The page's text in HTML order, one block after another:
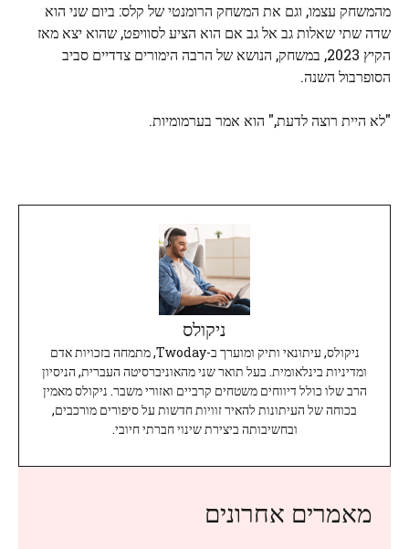
מהמשחק עצמו, וגם את המשחק הרומנטי של קלס: ביום שני הוא
שדה שתי שאלות גב אל גב אם הוא הציע לסוויפט, שהוא יצא מאז
הקיץ 2023, במשחק, הנושא של הרבה הימורים צדדיים סביב
הסופרבול השנה.
"לא היית רוצה לדעת," הוא אמר בערמומיות.
ניקולס
ניקולס, עיתונאי ותיק ומוערך ב-Twoday, מתמחה בזכויות אדם
ומדיניות בינלאומית. בעל תואר שני מהאוניברסיטה העברית, הניסיון
הרב שלו כולל דיווחים משטחים קרביים ואזורי משבר. ניקולס מאמין
בכוחה של העיתונות להאיר זוויות חדשות על סיפורים מורכבים,
ובחשיבותה ביצירת שינוי חברתי חיובי.
מאמרים אחרונים